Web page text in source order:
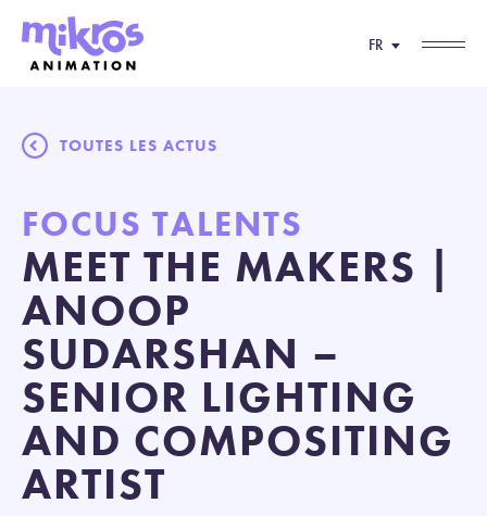
FR
TOUTES LES ACTUS
FOCUS TALENTS
MEET THE MAKERS |
ANOOP
SUDARSHAN –
SENIOR LIGHTING
AND COMPOSITING
ARTIST